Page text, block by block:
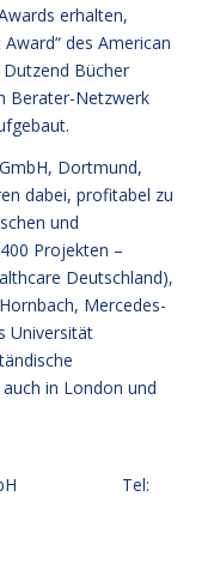
erhalten,
des American
Bücher
Berater-Netzwerk
Dortmund,
dabei, profitabel zu
und
Projekten –
Deutschland),
Mercedes-
Universität
in London und
GmbH Tel:
Quelle